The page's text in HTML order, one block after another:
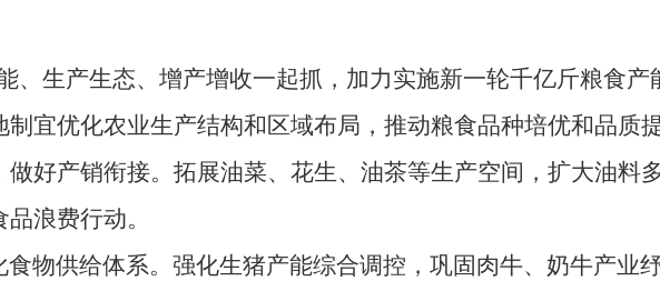
生产生态、增产增收一起抓，加力实施新一轮千亿斤粮食产
宜优化农业生产结构和区域布局，推动粮食品种培优和品质
好产销衔接。拓展油菜、花生、油茶等生产空间，扩大油料
浪费行动。
供给体系。强化生猪产能综合调控，巩固肉牛、奶牛产业